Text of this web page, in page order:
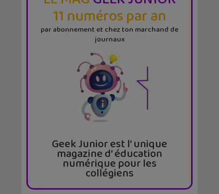
11 numéros par an
par abonnement et chez ton marchand de
journaux
Geek Junior est l’ unique
magazine d’ éducation
numérique pour les
collégiens